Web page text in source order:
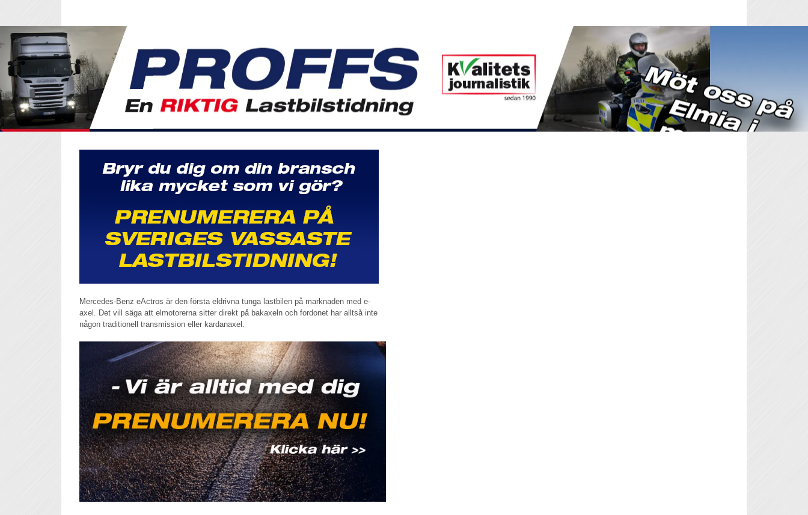
Mercedes-Benz eActros är den första eldrivna tunga lastbilen på marknaden med e-
axel. Det vill säga att elmotorerna sitter direkt på bakaxeln och fordonet har alltså inte
någon traditionell transmission eller kardanaxel.